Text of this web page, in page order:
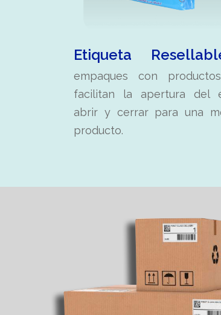
Etiqueta
empaques con
facilitan la apertura del
abrir y cerrar para una
producto.